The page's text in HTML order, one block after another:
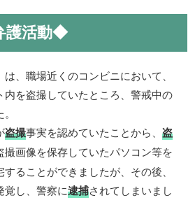
護活動◆
、職場近くのコンビニにおいて、
を盗撮していたところ、警戒中の
盗撮事実を認めていたことから、盗
撮画像を保存していたパソコン等を
ることができましたが、その後、
覚し、警察に逮捕されてしまいまし